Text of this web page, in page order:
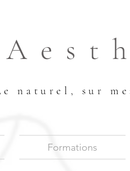
naturel, sur
Formations